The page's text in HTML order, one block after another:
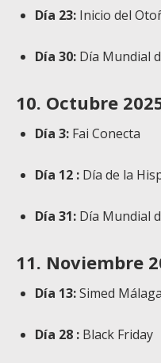
Día 23: Inicio del
Día 30: Día Mundial
10. Octubre
Día 3: Fai Conecta
Día 12 : Día de la
Día 31: Día Mundial
11. Noviembre
Día 13:Simed Málaga
Día 28 : Black Friday